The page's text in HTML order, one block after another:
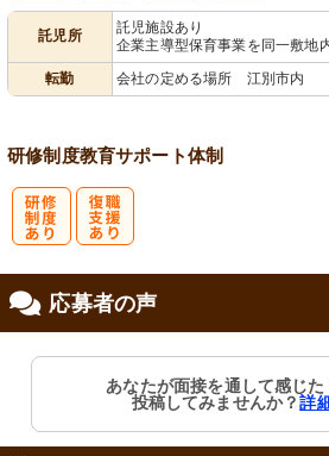
託児所
託児施設あり
企業主導型保育事業を同一敷地
転勤
会社の定める場所 江別市内
研修制度教育サポート体制
応募者の声
あなたが面接を通して感じ
投稿してみませんか？詳